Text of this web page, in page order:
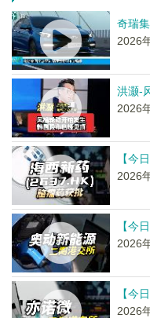
奇瑞
2026
洪灏-
2026
【今
2026
【今
2026
【今
2026